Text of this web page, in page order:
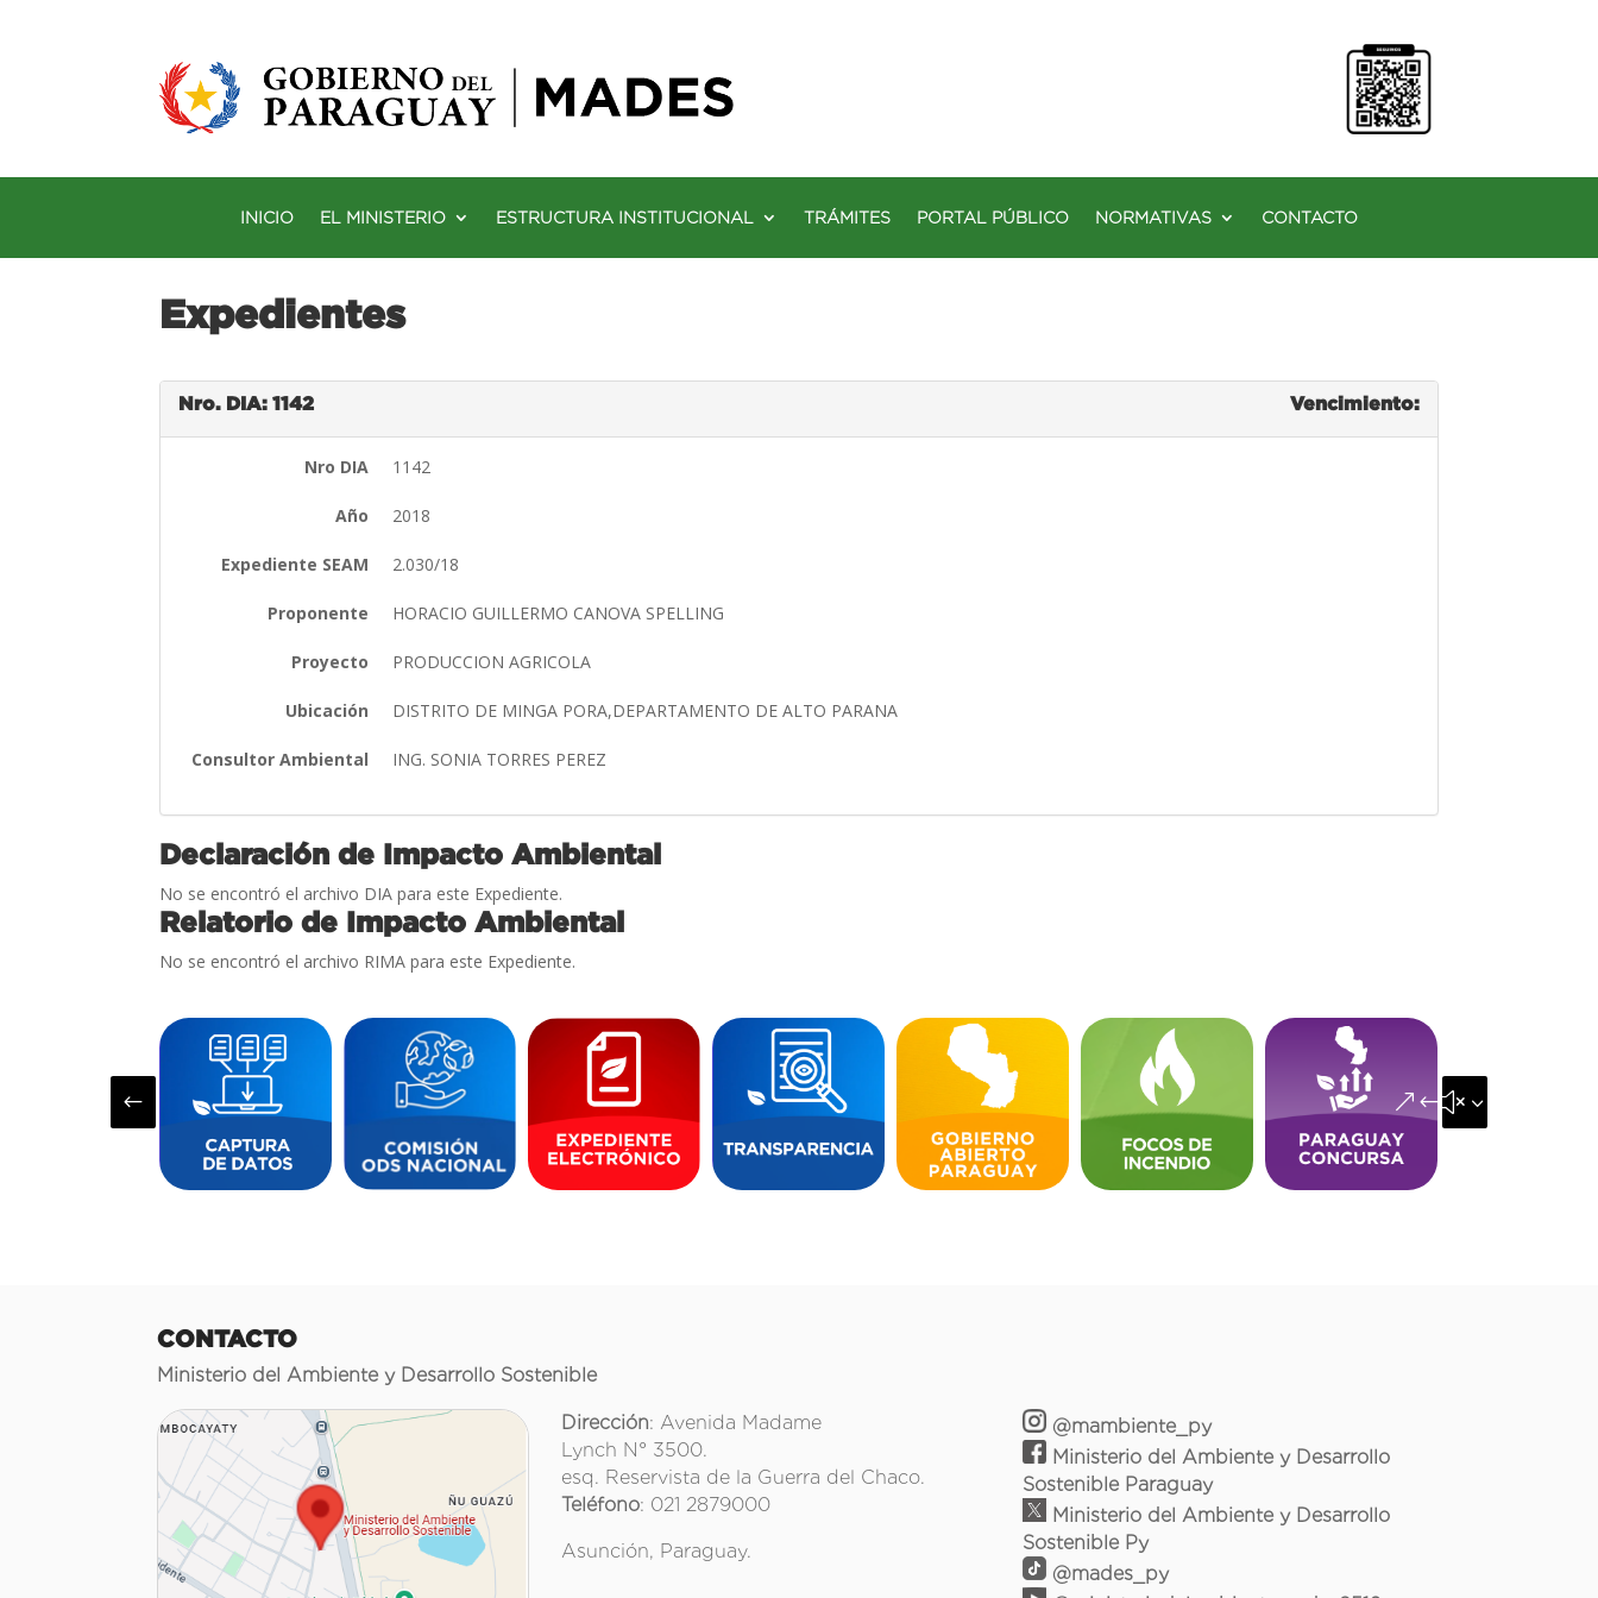
INICIO EL MINISTERIO ESTRUCTURA INSTITUCIONAL TRÁMITES PORTAL PÚBLICO NORMATIVAS CONTACTO
Expedientes
Nro. DIA: 1142 Vencimiento:
Nro DIA 1142
Año 2018
Expediente SEAM 2.030/18
Proponente HORACIO GUILLERMO CANOVA SPELLING
Proyecto PRODUCCION AGRICOLA
Ubicación DISTRITO DE MINGA PORA,DEPARTAMENTO DE ALTO PARANA
Consultor Ambiental ING. SONIA TORRES PEREZ
Declaración de Impacto Ambiental
No se encontró el archivo DIA para este Expediente.
Relatorio de Impacto Ambiental
No se encontró el archivo RIMA para este Expediente.
# &#x35;
CONTACTO
Ministerio del Ambiente y Desarrollo Sostenible
Dirección: Avenida Madame
Lynch N° 3500.
esq. Reservista de la Guerra del Chaco.
Teléfono: 021 2879000
Asunción, Paraguay.
@mambiente_py
Ministerio del Ambiente y Desarrollo
Sostenible Paraguay
Ministerio del Ambiente y Desarrollo
Sostenible Py
@mades_py